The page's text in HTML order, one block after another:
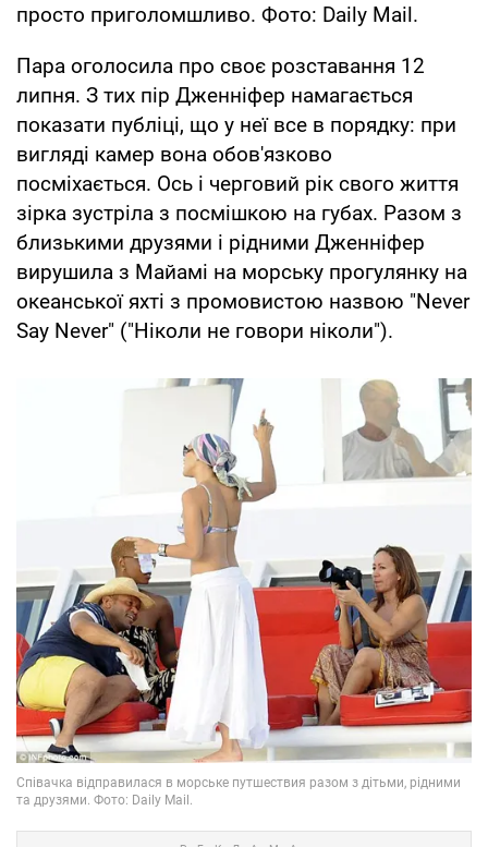
просто приголомшливо. Фото: Daily Mail.
Пара оголосила про своє розставання 12
липня. З тих пір Дженніфер намагається
показати публіці, що у неї все в порядку: при
вигляді камер вона обов'язково
посміхається. Ось і черговий рік свого життя
зірка зустріла з посмішкою на губах. Разом з
близькими друзями і рідними Дженніфер
вирушила з Майамі на морську прогулянку на
океанської яхті з промовистою назвою "Never
Say Never" ("Ніколи не говори ніколи").